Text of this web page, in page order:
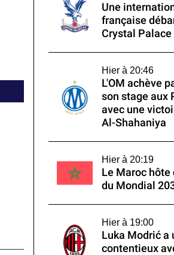
Une
française
Crystal Palace
Hier à 20:46
L'OM achève
son stage aux
avec une
Al-Shahaniya
Hier à 20:19
Le Maroc hôte
du Mondial
Hier à 19:00
Luka Modrić a
contentieux